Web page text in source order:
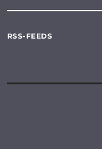
RSS-FEEDS